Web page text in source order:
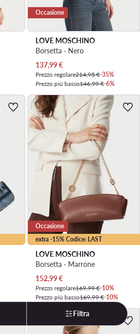
Occasione
LOVE MOSCHINO
Borsetta · Nero
Prezzo attuale
137,99€
Prezzo regolare214,95 €-35%
Prezzo più basso146,99 €-6%
extra -15% Codice: LAST
Occasione
LOVE MOSCHINO
Borsetta · Marrone
Prezzo attuale
152,99€
Prezzo regolare169,99 €-10%
Prezzo più basso169,99 €-10%
Filtra